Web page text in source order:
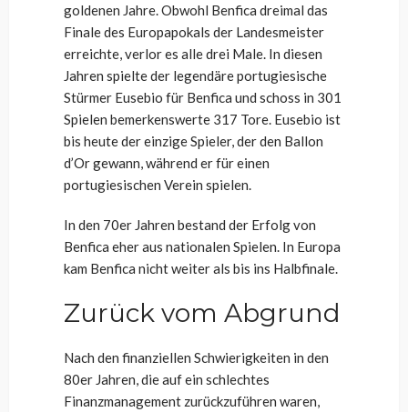
goldenen Jahre. Obwohl Benfica dreimal das
Finale des Europapokals der Landesmeister
erreichte, verlor es alle drei Male. In diesen
Jahren spielte der legendäre portugiesische
Stürmer Eusebio für Benfica und schoss in 301
Spielen bemerkenswerte 317 Tore. Eusebio ist
bis heute der einzige Spieler, der den Ballon
d’Or gewann, während er für einen
portugiesischen Verein spielen.
In den 70er Jahren bestand der Erfolg von
Benfica eher aus nationalen Spielen. In Europa
kam Benfica nicht weiter als bis ins Halbfinale.
Zurück vom Abgrund
Nach den finanziellen Schwierigkeiten in den
80er Jahren, die auf ein schlechtes
Finanzmanagement zurückzuführen waren,